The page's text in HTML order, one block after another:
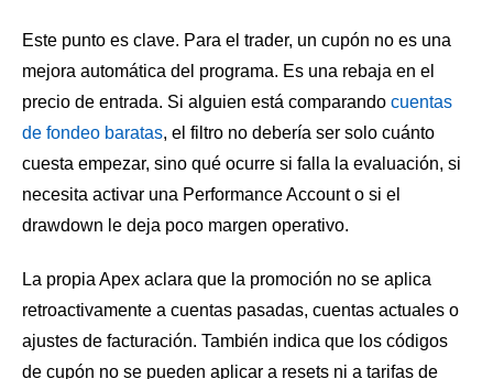
Este punto es clave. Para el trader, un cupón no es una
mejora automática del programa. Es una rebaja en el
precio de entrada. Si alguien está comparando cuentas
de fondeo baratas, el filtro no debería ser solo cuánto
cuesta empezar, sino qué ocurre si falla la evaluación, si
necesita activar una Performance Account o si el
drawdown le deja poco margen operativo.
La propia Apex aclara que la promoción no se aplica
retroactivamente a cuentas pasadas, cuentas actuales o
ajustes de facturación. También indica que los códigos
de cupón no se pueden aplicar a resets ni a tarifas de